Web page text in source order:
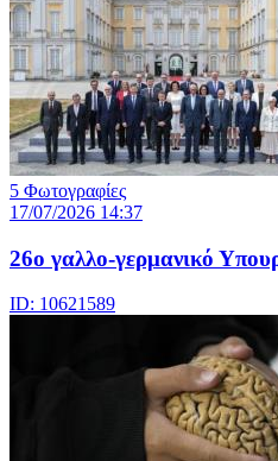
5 Φωτογραφίες
17/07/2026 14:37
26ο γαλλο-γερμανικό
ID: 10621589